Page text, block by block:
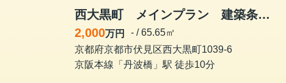
西大黒町 メインプラン 建築条件付き土地
2,000万円
- / 65.65㎡
京都府京都市伏見区西大黒町1039-6
京阪本線「丹波橋」駅 徒歩10分